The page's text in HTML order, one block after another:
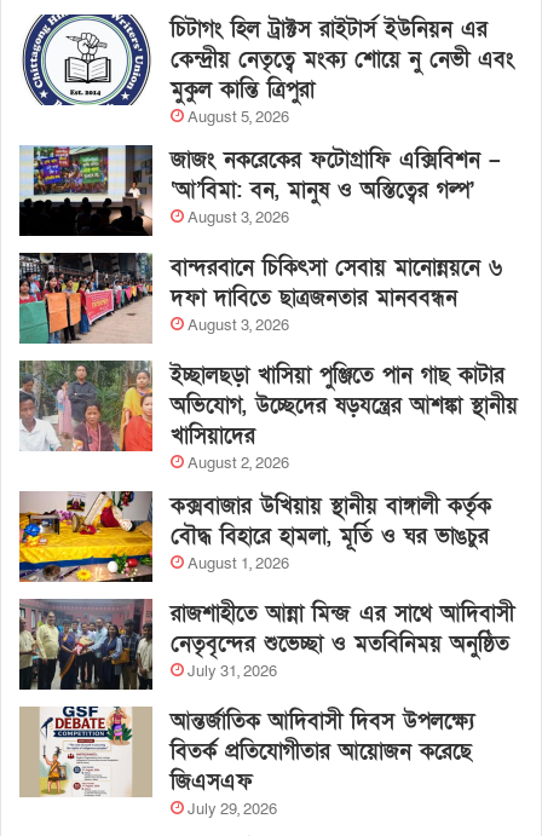
চিটাগং হিল ট্রাক্টস রাইটার্স ইউনিয়ন এর
কেন্দ্রীয় নেতৃত্বে মংক্য শোয়ে নু নেভী এবং
মুকুল কান্তি ত্রিপুরা
August 5, 2026
জাজং নকরেকের ফটোগ্রাফি এক্সিবিশন –
‘আ’বিমা: বন, মানুষ ও অস্তিত্বের গল্প’
August 3, 2026
বান্দরবানে চিকিৎসা সেবায় মানোন্নয়নে ৬
দফা দাবিতে ছাত্রজনতার মানববন্ধন
August 3, 2026
ইচ্ছালছড়া খাসিয়া পুঞ্জিতে পান গাছ কাটার
অভিযোগ, উচ্ছেদের ষড়যন্ত্রের আশঙ্কা স্থানীয়
খাসিয়াদের
August 2, 2026
কক্সবাজার উখিয়ায় স্থানীয় বাঙ্গালী কর্তৃক
বৌদ্ধ বিহারে হামলা, মূর্তি ও ঘর ভাঙচুর
August 1, 2026
রাজশাহীতে আন্না মিন্জ এর সাথে আদিবাসী
নেতৃবৃন্দের শুভেচ্ছা ও মতবিনিময় অনুষ্ঠিত
July 31, 2026
আন্তর্জাতিক আদিবাসী দিবস উপলক্ষ্যে
বিতর্ক প্রতিযোগীতার আয়োজন করেছে
জিএসএফ
July 29, 2026